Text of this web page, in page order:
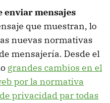
enviar mensajes
que muestran, lo
nuevas normativas
mensajería. Desde el
grandes cambios en el
por la normativa
privacidad par todas